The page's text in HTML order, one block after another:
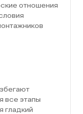
отношения
все этапы
гладкий